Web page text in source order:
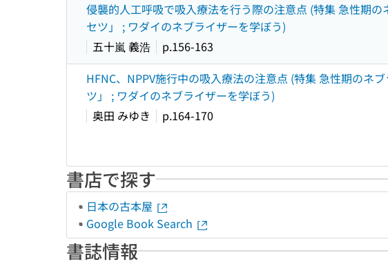
侵襲的人工呼吸で吸入療法を行う際の注意点 (特集 急性期
セツ」 ; ワダイのネブライザーを学ぼう)
五十嵐 義浩
p.156-163
HFNC、NPPV施行中の吸入療法の注意点 (特集 急性期のネ
ツ」 ; ワダイのネブライザーを学ぼう)
奥田 みゆき
p.164-170
書店で探す
日本の古本屋
Google Book Search
書誌情報